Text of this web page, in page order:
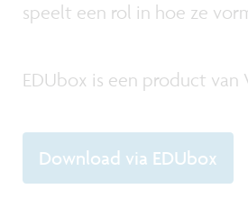
speelt een rol in hoe ze
EDUbox is een product van
Download via EDUbox